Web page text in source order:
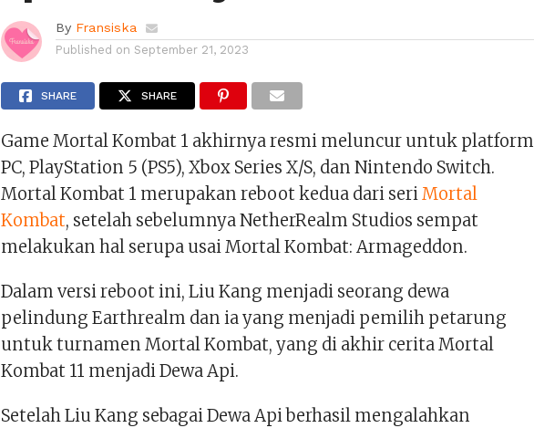
By Fransiska
Published on September 21, 2023
SHARE SHARE
Game Mortal Kombat 1 akhirnya resmi meluncur untuk platform
PC, PlayStation 5 (PS5), Xbox Series X/S, dan Nintendo Switch.
Mortal Kombat 1 merupakan reboot kedua dari seriMortal
Kombat, setelah sebelumnya NetherRealm Studios sempat
melakukan hal serupa usai Mortal Kombat: Armageddon.
Dalam versi reboot ini, Liu Kang menjadi seorang dewa
pelindung Earthrealm dan ia yang menjadi pemilih petarung
untuk turnamen Mortal Kombat, yang di akhir cerita Mortal
Kombat 11 menjadi Dewa Api.
Setelah Liu Kang sebagai Dewa Api berhasil mengalahkan